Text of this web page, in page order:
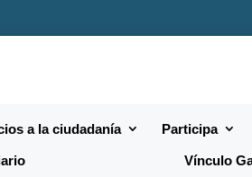
a la ciudadanía Participa
Vínculo